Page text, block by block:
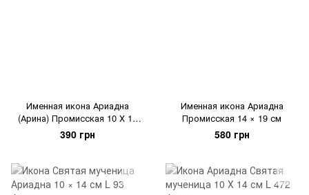
Именная икона Ариадна
(Арина) Промисская 10 Х 14
см
390 грн
Именная икона Ариадна
Промисская 14 × 19 см
580 грн